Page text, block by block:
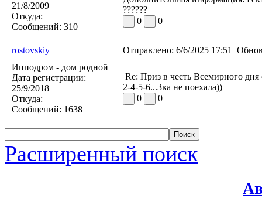
21/8/2009
Откуда:
Сообщений: 310
??????
0
0
rostovskiy Отправлено: 6/6/2025 17:51
Ипподром - дом родной
Дата регистрации:
25/9/2018
Откуда:
Сообщений: 1638
Re: Приз в честь Всемирного
2-4-5-6...3ка не поехала))
0
0
Расширенный поиск